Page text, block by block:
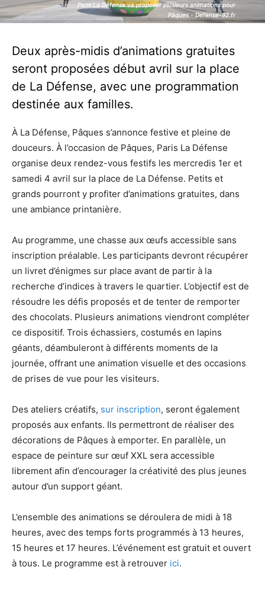
Paris La Défense va proposer plusieurs animations pour
Pâques - Defense-92.fr
Paris La Défense va proposer plusieurs animations pour
Pâques - Defense-92.fr
Deux après-midis d’animations gratuites
seront proposées début avril sur la place
de La Défense, avec une programmation
destinée aux familles.
À La Défense, Pâques s’annonce festive et pleine de
douceurs. À l’occasion de Pâques, Paris La Défense
organise deux rendez-vous festifs les mercredis 1er et
samedi 4 avril sur la place de La Défense. Petits et
grands pourront y profiter d’animations gratuites, dans
une ambiance printanière.
Au programme, une chasse aux œufs accessible sans
inscription préalable. Les participants devront récupérer
un livret d’énigmes sur place avant de partir à la
recherche d’indices à travers le quartier. L’objectif est de
résoudre les défis proposés et de tenter de remporter
des chocolats. Plusieurs animations viendront compléter
ce dispositif. Trois échassiers, costumés en lapins
géants, déambuleront à différents moments de la
journée, offrant une animation visuelle et des occasions
de prises de vue pour les visiteurs.
Des ateliers créatifs, sur inscription, seront également
proposés aux enfants. Ils permettront de réaliser des
décorations de Pâques à emporter. En parallèle, un
espace de peinture sur œuf XXL sera accessible
librement afin d’encourager la créativité des plus jeunes
autour d’un support géant.
L’ensemble des animations se déroulera de midi à 18
heures, avec des temps forts programmés à 13 heures,
15 heures et 17 heures. L’événement est gratuit et ouvert
à tous. Le programme est à retrouver ici.